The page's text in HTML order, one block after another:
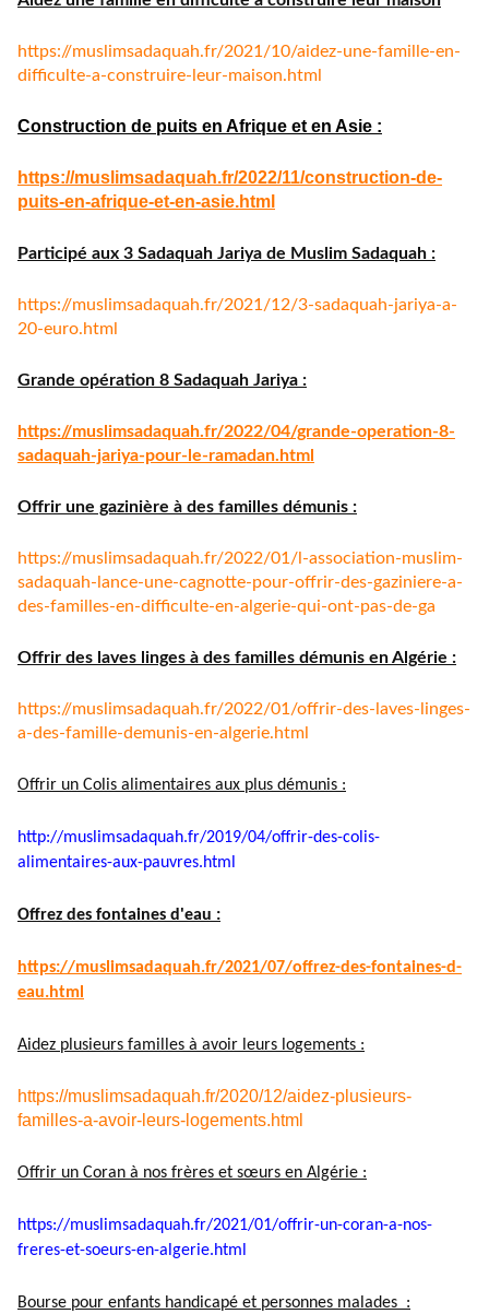
https://muslimsadaquah.fr/2021/10/aidez-une-famille-en-
difficulte-a-construire-leur-maison.html
Construction de puits en Afrique et en Asie :
https://muslimsadaquah.fr/2022/11/construction-de-
puits-en-afrique-et-en-asie.html
Participé aux 3 Sadaquah Jariya de Muslim Sadaquah :
https://muslimsadaquah.fr/2021/12/3-sadaquah-jariya-a-
20-euro.html
Grande opération 8 Sadaquah Jariya :
https://muslimsadaquah.fr/2022/04/grande-operation-8-
sadaquah-jariya-pour-le-ramadan.html
Offrir une gazinière à des familles démunis :
https://muslimsadaquah.fr/2022/01/l-association-muslim-
sadaquah-lance-une-cagnotte-pour-offrir-des-gaziniere-a-
des-familles-en-difficulte-en-algerie-qui-ont-pas-de-ga
Offrir des laves linges à des familles démunis en Algérie :
https://muslimsadaquah.fr/2022/01/offrir-des-laves- linges-
a-des-famille-demunis-en-algerie.html
Offrir un Colis alimentaires aux plus démunis :
http://muslimsadaquah.fr/2019/04/offrir-des-colis-
alimentaires-aux-pauvres.html
Offrez des fontaines d'eau :
https://muslimsadaquah.fr/2021/07/offrez-des-fontaines-d-
eau.html
Aidez plusieurs familles à avoir leurs logements :
https://muslimsadaquah.fr/2020/12/aidez-plusieurs-
familles-a-avoir-leurs-logements.html
Offrir un Coran à nos frères et sœurs en Algérie :
https://muslimsadaquah.fr/2021/01/offrir-un-coran-a-nos-
freres-et-soeurs-en-algerie.html
Bourse pour enfants handicapé et personnes malades :